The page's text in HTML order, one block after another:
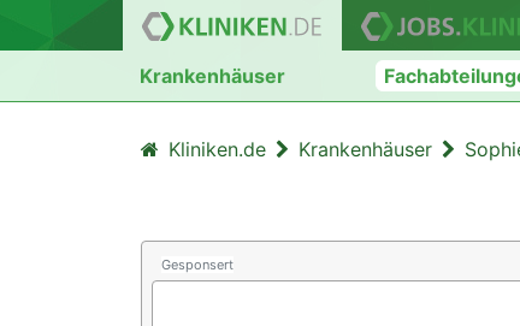
Krankenhäuser
Kliniken.de Krankenhäuser
Gesponsert